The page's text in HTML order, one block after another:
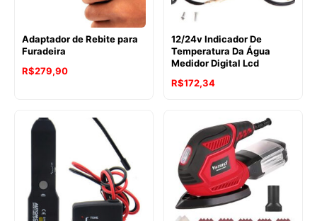
Adaptador de Rebite para
Furadeira
R$279,90
12/24v Indicador De
Temperatura Da Água
Medidor Digital Lcd
R$172,34